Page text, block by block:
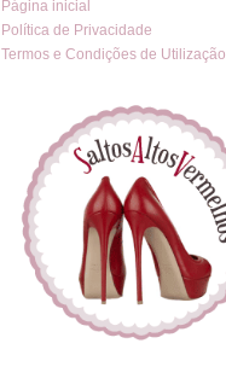
Página inicial
Política de Privacidade
Termos e Condições de Utilização